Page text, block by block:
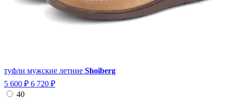
туфли мужские летние Shoiberg
5 600 ₽ 6 720 ₽
40